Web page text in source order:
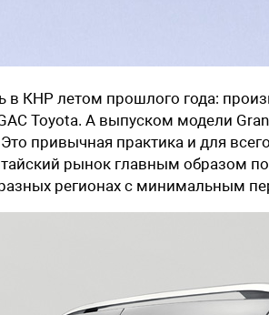
в КНР летом прошлого года:
Toyota. А выпуском модели
привычная практика и для
рынок главным образом
регионах с минимальным